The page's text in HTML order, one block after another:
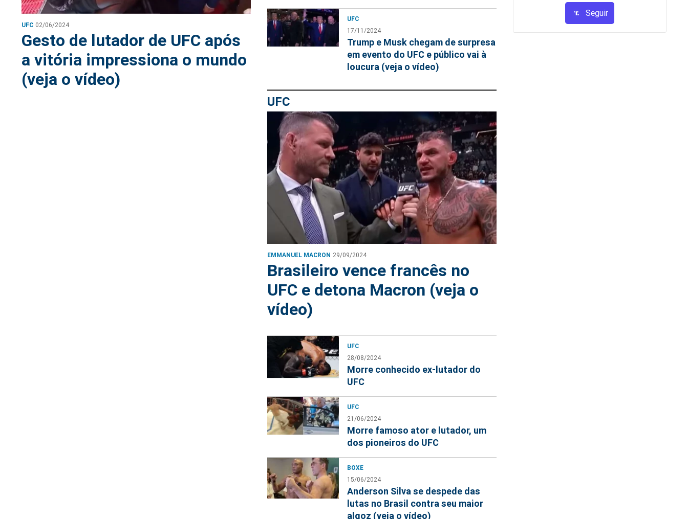
UFC 02/06/2024
Gesto de lutador de UFC após
a vitória impressiona o mundo
(veja o vídeo)
UFC
17/11/2024
Trump e Musk chegam de surpresa
em evento do UFC e público vai à
loucura (veja o vídeo)
UFC
EMMANUEL MACRON 29/09/2024
Brasileiro vence francês no
UFC e detona Macron (veja o
vídeo)
UFC
28/08/2024
Morre conhecido ex-lutador do
UFC
UFC
21/06/2024
Morre famoso ator e lutador, um
dos pioneiros do UFC
BOXE
15/06/2024
Anderson Silva se despede das
lutas no Brasil contra seu maior
algoz (veja o vídeo)
Seguir